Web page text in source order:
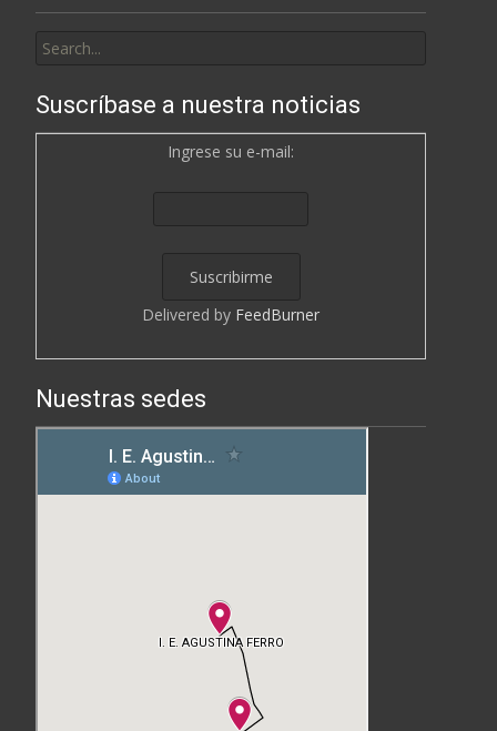
for:
Suscríbase a nuestra noticias
Ingrese su e-mail:
Delivered by FeedBurner
Nuestras sedes